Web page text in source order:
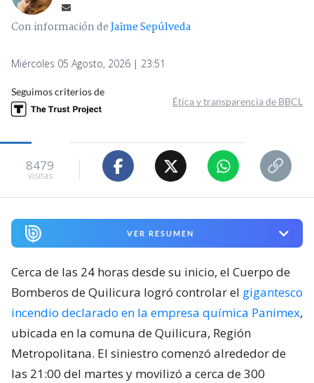
Con información deJaime Sepúlveda
Miércoles 05 Agosto, 2026 | 23:51
Seguimos criterios de
Ética y transparencia de BBCL
8479
visitas
VER RESUMEN
Cerca de las 24 horas desde su inicio, el Cuerpo de
Bomberos de Quilicura logró controlar el gigantesco
incendio declarado en la empresa química Panimex,
ubicada en la comuna de Quilicura, Región
Metropolitana. El siniestro comenzó alrededor de
las 21:00 del martes y movilizó a cerca de 300